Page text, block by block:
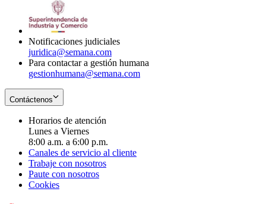
Notificaciones judiciales
juridica@semana.com
Para contactar a gestión humana
gestionhumana@semana.com
Contáctenos
Horarios de atención
Lunes a Viernes
8:00 a.m. a 6:00 p.m.
Canales de servicio al cliente
Trabaje con nosotros
Paute con nosotros
Cookies